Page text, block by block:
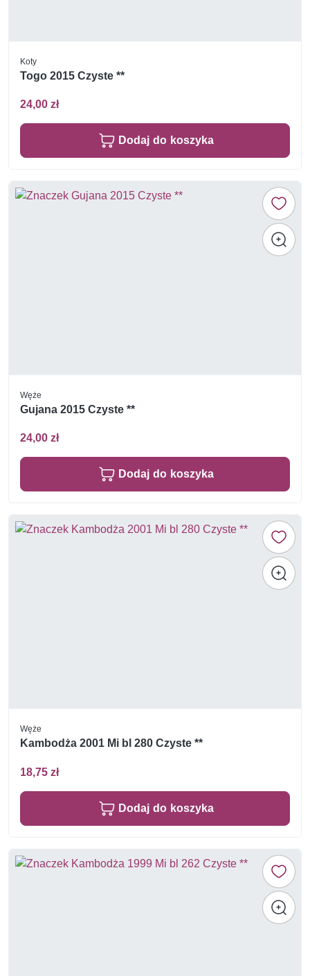
Koty
Togo 2015 Czyste **
24,00 zł
Dodaj do koszyka
Węże
Gujana 2015 Czyste **
24,00 zł
Dodaj do koszyka
Węże
Kambodża 2001 Mi bl 280 Czyste **
18,75 zł
Dodaj do koszyka